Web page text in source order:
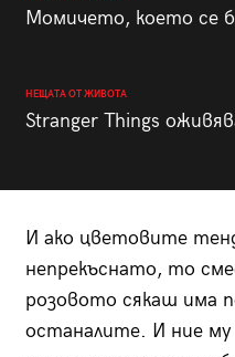
Момичето, което се
НЕЩАТА ОТ ЖИВОТА
Stranger Things
И ако цветовите
непрекъснато, то
розовото сякаш има
останалите. И ние му